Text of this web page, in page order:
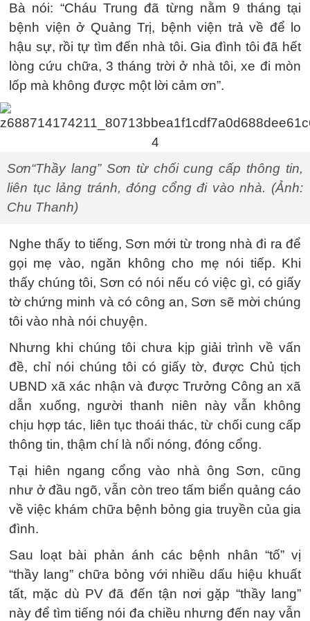
Bà nói: “Cháu Trung đã từng nằm 9 tháng tại
bệnh viện ở Quảng Trị, bệnh viện trả về để lo
hậu sự, rồi tự tìm đến nhà tôi. Gia đình tôi đã hết
lòng cứu chữa, 3 tháng trời ở nhà tôi, xe đi mòn
lốp mà không được một lời cảm ơn”.
Sơn“Thầy lang” Sơn từ chối cung cấp thông tin,
liên tục lảng tránh, đóng cổng đi vào nhà. (Ảnh:
Chu Thanh)
Nghe thấy to tiếng, Sơn mới từ trong nhà đi ra để
gọi mẹ vào, ngăn không cho mẹ nói tiếp. Khi
thấy chúng tôi, Sơn có nói nếu có việc gì, có giấy
tờ chứng minh và có công an, Sơn sẽ mời chúng
tôi vào nhà nói chuyện.
Nhưng khi chúng tôi chưa kịp giải trình về vấn
đề, chỉ nói chúng tôi có giấy tờ, được Chủ tịch
UBND xã xác nhận và được Trưởng Công an xã
dẫn xuống, người thanh niên này vẫn không
chịu hợp tác, liên tục thoái thác, từ chối cung cấp
thông tin, thậm chí là nổi nóng, đóng cổng.
Tại hiên ngang cổng vào nhà ông Sơn, cũng
như ở đầu ngõ, vẫn còn treo tấm biển quảng cáo
về việc khám chữa bệnh bỏng gia truyền của gia
đình.
Sau loạt bài phản ánh các bệnh nhân “tố” vị
“thầy lang” chữa bỏng với nhiều dấu hiệu khuất
tất, mặc dù PV đã đến tận nơi gặp “thầy lang”
này để tìm tiếng nói đa chiều nhưng đến nay vẫn